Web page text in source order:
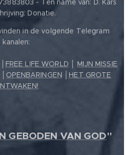
- Ten name van: D. Kars
Donatie.
in de volgende Telegram
kanalen:
FREE LIFE WORLD
MIJN MISSIE
OPENBARINGEN
HET GROTE
GEBODEN VAN GOD"